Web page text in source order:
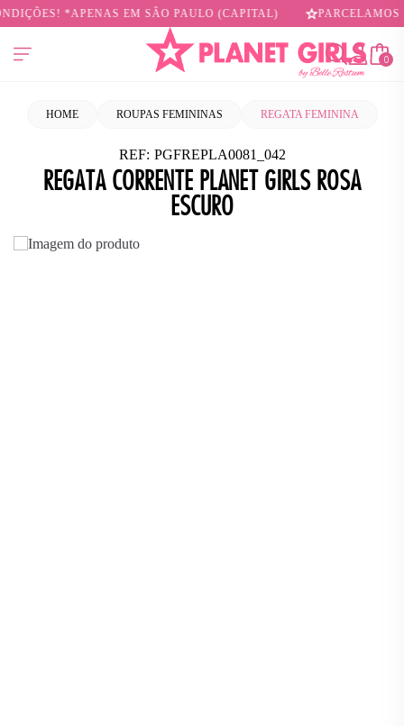
*APENAS EM SÃO PAULO (CAPITAL) PARCELAMOS
0
HOME ROUPAS FEMININAS REGATA FEMININA
REF: PGFREPLA0081_042
REGATA CORRENTE PLANET GIRLS ROSA
ESCURO